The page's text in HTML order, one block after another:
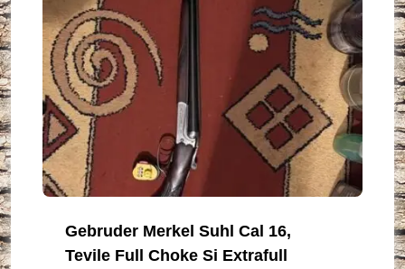
Gebruder Merkel Suhl Cal 16,
Tevile Full Choke Si Extrafull